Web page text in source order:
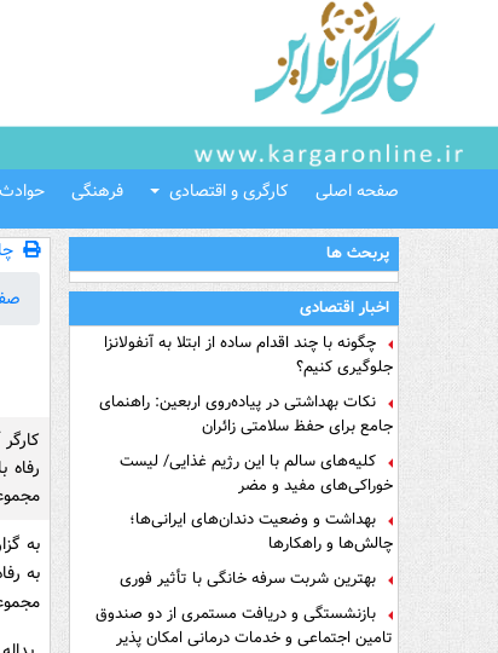
صفحه اصلی کارگری و اقتصادی فرهنگی حوادث
پربحث ها
اخبار اقتصادی
چگونه با چند اقدام ساده از ابتلا به آنفولانزا
جلوگیری کنیم؟
نکات بهداشتی در پیاده‌روی اربعین: راهنمای
جامع برای حفظ سلامتی زائران
کلیه‌های سالم با این رژیم غذایی/ لیست
خوراکی‌های مفید و مضر
بهداشت و وضعیت دندان‌های ایرانی‌ها؛
چالش‌ها و راهکارها
بهترین شربت سرفه خانگی با تأثیر فوری
بازنشستگی و دریافت مستمری از دو صندوق
تامین اجتماعی و خدمات درمانی امکان پذیر
به
به